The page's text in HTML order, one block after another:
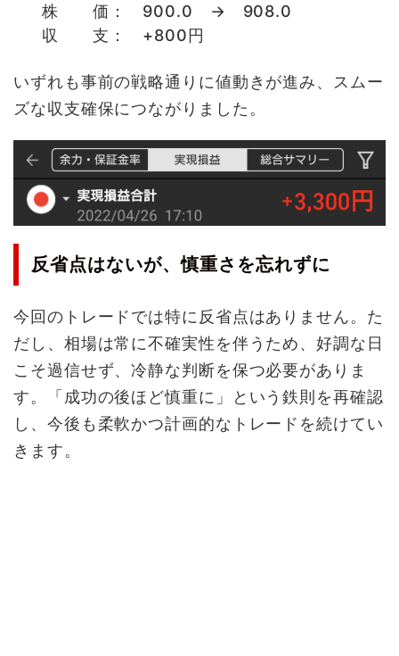
株 価： 900.0 → 908.0
収 支： +800円
いずれも事前の戦略通りに値動きが進み、スムー
ズな収支確保につながりました。
反省点はないが、慎重さを忘れずに
今回のトレードでは特に反省点はありません。た
だし、相場は常に不確実性を伴うため、好調な日
こそ過信せず、冷静な判断を保つ必要がありま
す。「成功の後ほど慎重に」という鉄則を再確認
し、今後も柔軟かつ計画的なトレードを続けてい
きます。